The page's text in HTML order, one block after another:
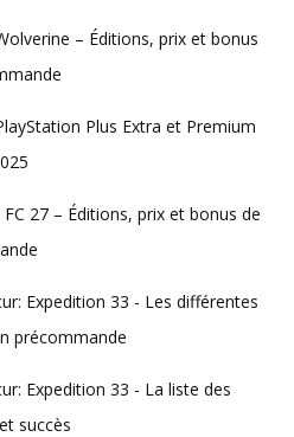
– Éditions, prix et bonus
Plus Extra et Premium
FC 27 – Éditions, prix et bonus de
Expedition 33 - Les différentes
précommande
Expedition 33 - La liste des
succès